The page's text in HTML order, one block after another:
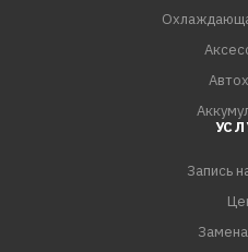
Запись